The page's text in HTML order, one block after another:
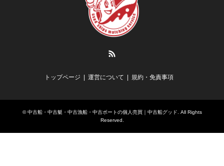
トップページ 運営について 規約・免責事項
©中古船・中古艇・中古漁船・中古ボートの個人売買｜中古船グッド. All Rights
Reserved.